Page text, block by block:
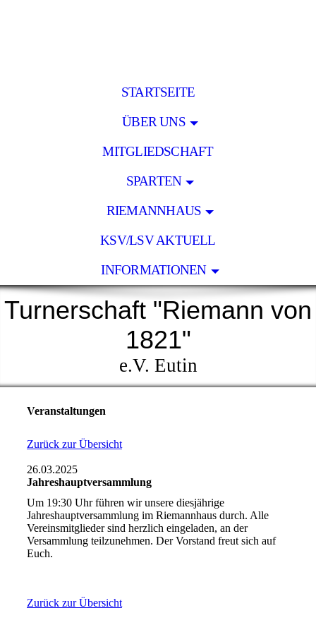
STARTSEITE
ÜBER UNS
MITGLIEDSCHAFT
SPARTEN
RIEMANNHAUS
KSV/LSV AKTUELL
INFORMATIONEN
Turnerschaft "Riemann von
1821"
e.V. Eutin
Veranstaltungen
Zurück zur Übersicht
26.03.2025
Jahreshauptversammlung
Um 19:30 Uhr führen wir unsere diesjährige
Jahreshauptversammlung im Riemannhaus durch. Alle
Vereinsmitglieder sind herzlich eingeladen, an der
Versammlung teilzunehmen. Der Vorstand freut sich auf
Euch.
Zurück zur Übersicht